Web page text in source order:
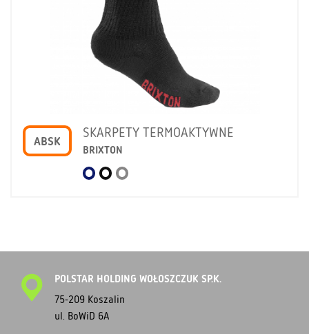
ABSK
SKARPETY TERMOAKTYWNE
BRIXTON
POLSTAR HOLDING WOŁOSZCZUK SP.K.
75-209 Koszalin
ul. BoWiD 6A